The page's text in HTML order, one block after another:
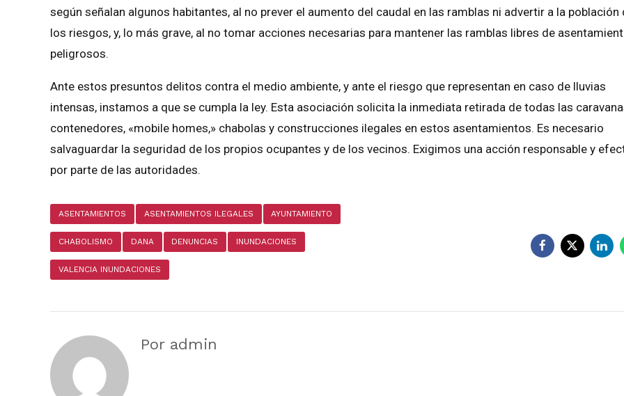
según señalan algunos habitantes, al no prever el aumento del caudal en las ramblas ni advertir a la población
los riesgos, y, lo más grave, al no tomar acciones necesarias para mantener las ramblas libres de
peligrosos.
Ante estos presuntos delitos contra el medio ambiente, y ante el riesgo que representan en caso de lluvias
intensas, instamos a que se cumpla la ley. Esta asociación solicita la inmediata retirada de todas las
contenedores, «mobile homes,» chabolas y construcciones ilegales en estos asentamientos. Es necesario
salvaguardar la seguridad de los propios ocupantes y de los vecinos. Exigimos una acción responsable y
por parte de las autoridades.
ASENTAMIENTOS ASENTAMIENTOS ILEGALES AYUNTAMIENTO
CHABOLISMO DANA DENUNCIAS INUNDACIONES
VALENCIA INUNDACIONES
Por admin